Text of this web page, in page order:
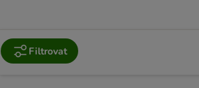
Filtrovat